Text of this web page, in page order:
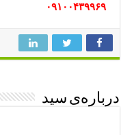
۰۹۱۰۰۴۳۹۹۶۹
درباره‌ی سید